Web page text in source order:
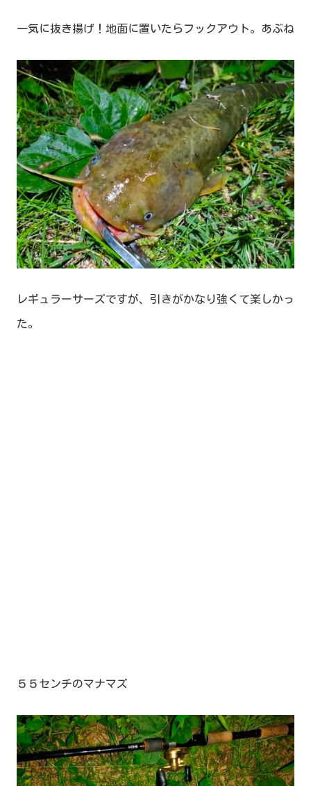
一気に抜き揚げ！地面に置いたらフックアウト。あぶね
レギュラーサーズですが、引きがかなり強くて楽しかっ
た。
５５センチのマナマズ